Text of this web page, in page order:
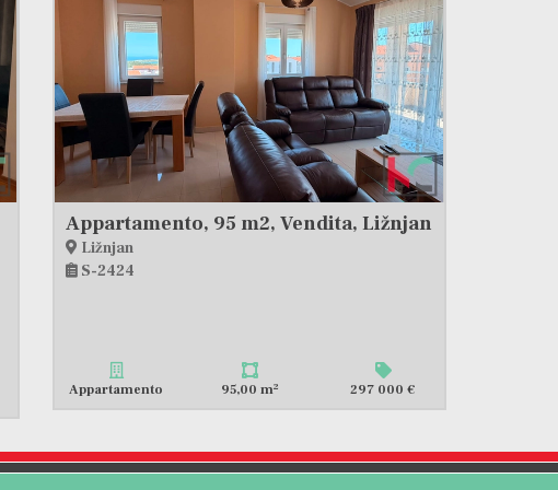
Appartamento, 95 m2, Vendita, Ližnjan
Ližnjan
S-2424
Appartamento 95,00 m2 297 000 €